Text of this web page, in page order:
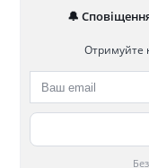
🔔
Отримуйте